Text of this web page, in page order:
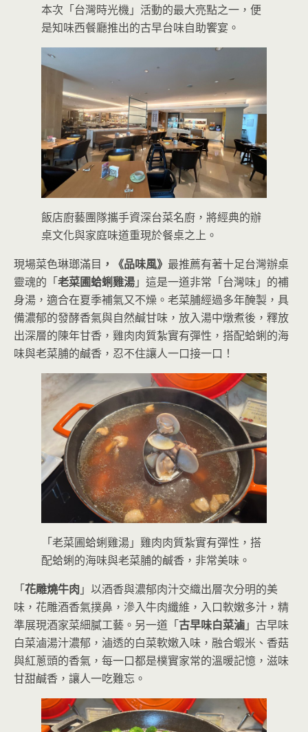
本次「台灣時光機」活動的最大亮點之一，便
是知味西餐廳推出的古早台味自助饗宴。
飯店廚藝團隊攜手資深台菜名廚，將經典的辦
桌文化與家庭味道重現於餐桌之上。
現場菜色琳瑯滿目 ，《品味風》 最推薦有著十足台灣辦桌
靈魂的「老菜圃蛤蜊雞湯」這是一道非常「台灣味」的補
身湯，適合在夏季補氣又不燥。老菜脯經過多年醃製，具
備濃郁的發酵香氣與自然鹹甘味，放入湯中燉煮後，釋放
出深層的陳年甘香，雞肉肉質紮實有彈性，搭配蛤蜊的海
味與老菜脯的鹹香，忍不住讓人一口接一口！
「老菜圃蛤蜊雞湯」雞肉肉質紮實有彈性，搭
配蛤蜊的海味與老菜脯的鹹香，非常美味。
「花雕燒牛肉 」以酒香與濃郁肉汁交織出層次分明的美
味，花雕酒香氣撲鼻，滲入牛肉纖維，入口軟嫩多汁，精
準展現酒家菜細膩工藝。另一道「古早味白菜滷」古早味
白菜滷湯汁濃郁，滷透的白菜軟嫩入味，融合蝦米、香菇
與紅蔥頭的香氣，每一口都是樸實家常的溫暖記憶，滋味
甘甜鹹香，讓人一吃難忘。